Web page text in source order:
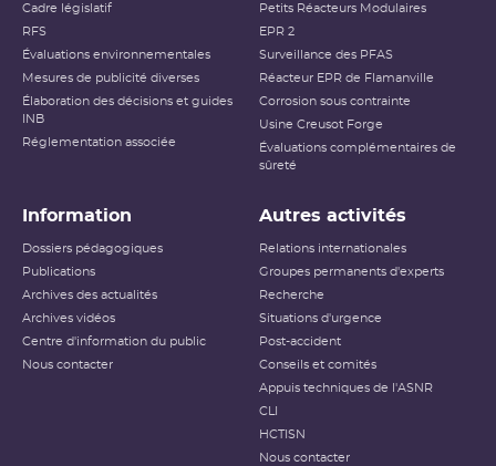
Cadre législatif
RFS
Évaluations environnementales
Mesures de publicité diverses
Élaboration des décisions et guides
INB
Réglementation associée
Petits Réacteurs Modulaires
EPR 2
Surveillance des PFAS
Réacteur EPR de Flamanville
Corrosion sous contrainte
Usine Creusot Forge
Évaluations complémentaires de
sûreté
Information
Dossiers pédagogiques
Publications
Archives des actualités
Archives vidéos
Centre d'information du public
Nous contacter
Autres activités
Relations internationales
Groupes permanents d'experts
Recherche
Situations d'urgence
Post-accident
Conseils et comités
Appuis techniques de l'ASNR
CLI
HCTISN
Nous contacter